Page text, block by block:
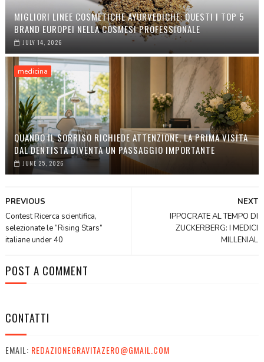
MIGLIORI LINEE COSMETICHE AYURVEDICHE: QUESTI I TOP 5
BRAND EUROPEI NELLA COSMESI PROFESSIONALE
JULY 14, 2026
medicina
QUANDO IL SORRISO RICHIEDE ATTENZIONE, LA PRIMA VISITA
DAL DENTISTA DIVENTA UN PASSAGGIO IMPORTANTE
JUNE 25, 2026
NEXT
IPPOCRATE AL TEMPO DI
ZUCKERBERG: I MEDICI
MILLENIAL
PREVIOUS
Contest Ricerca scientifica,
selezionate le “Rising Stars”
italiane under 40
POST A COMMENT
CONTATTI
EMAIL: REDAZIONEGRAVITAZERO@GMAIL.COM